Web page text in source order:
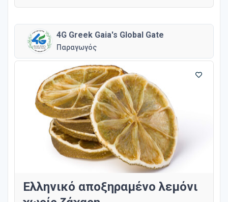
4G Greek Gaia's Global Gate
Παραγωγός
Ελληνικό αποξηραμένο λεμόνι